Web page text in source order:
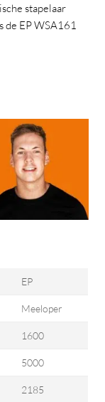
stapelaar
de EP WSA161
EP
Meeloper
1600
5000
2185